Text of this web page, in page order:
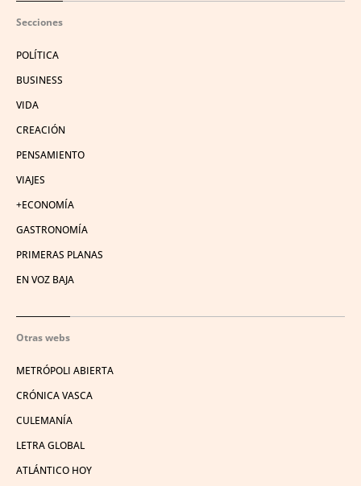
Secciones
POLÍTICA
BUSINESS
VIDA
CREACIÓN
PENSAMIENTO
VIAJES
+ECONOMÍA
GASTRONOMÍA
PRIMERAS PLANAS
EN VOZ BAJA
Otras webs
METRÓPOLI ABIERTA
CRÓNICA VASCA
CULEMANÍA
LETRA GLOBAL
ATLÁNTICO HOY